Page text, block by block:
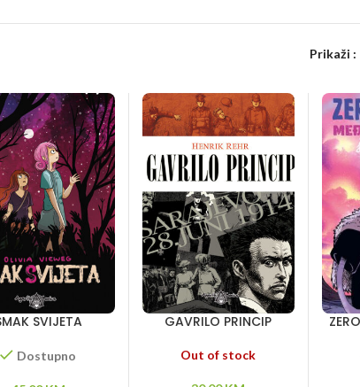
Prikaži
SVIJETA
Dostupno
GAVRILO PRINCIP
Out of stock